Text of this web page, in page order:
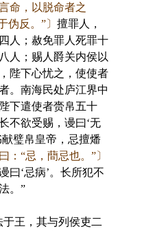
命，以脱命者之
伪反。”〕 擅罪人，
人；赦免罪人死罪十
人；赐人爵关内侯以
陛下心忧之，使使者
。南海民处庐江界中
下遣使者赍帛五十
不欲受赐，谩曰‘无
璧帛皇帝，忌擅燔
：“忌，蕳忌也。”〕
曰‘忌病’。长所犯不
。”
王，其与列侯吏二